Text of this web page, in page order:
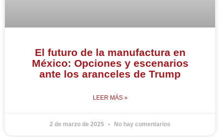
El futuro de la manufactura en
México: Opciones y escenarios
ante los aranceles de Trump
LEER MÁS »
2 de marzo de 2025 No hay comentarios